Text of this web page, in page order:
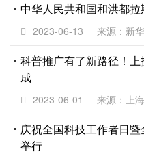
中华人民共和国和洪都拉
2023-06-13 来源：新
科普推广有了新路径！上
成
2023-06-01 来源：上
庆祝全国科技工作者日
举行